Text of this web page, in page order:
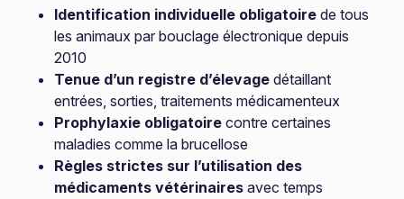
Identification individuelle obligatoire de tous
les animaux par bouclage électronique depuis
2010
Tenue d’un registre d’élevage détaillant
entrées, sorties, traitements médicamenteux
Prophylaxie obligatoire contre certaines
maladies comme la brucellose
Règles strictes sur l’utilisation des
médicaments vétérinaires avec temps